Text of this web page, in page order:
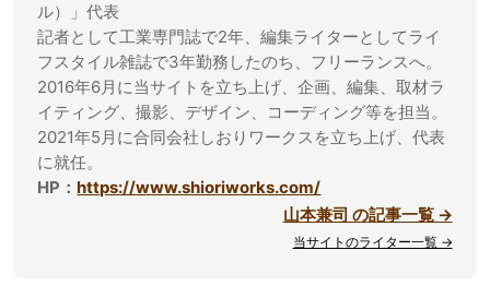
ル）」代表
記者として工業専門誌で2年、編集ライターとしてライ
フスタイル雑誌で3年勤務したのち、フリーランスへ。
2016年6月に当サイトを立ち上げ、企画、編集、取材ラ
イティング、撮影、デザイン、コーディング等を担当。
2021年5月に合同会社しおりワークスを立ち上げ、代表
に就任。
HP：https://www.shioriworks.com/
山本兼司 の記事一覧 →
当サイトのライター一覧 →